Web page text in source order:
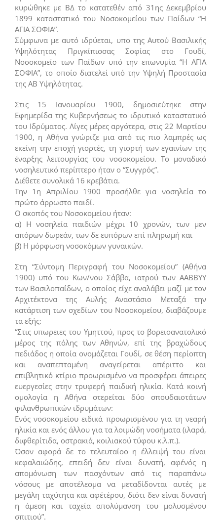
κυρώθηκε με ΒΔ το κατατεθέν από 31ης Δεκεμβρίου
1899 καταστατικό του Νοσοκομείου των Παίδων “Η
ΑΓΙΑ ΣΟΦΙΑ”.
Σύμφωνα με αυτό ιδρύεται, υπο της Αυτού Βασιλικής
Υψηλότητας Πριγκίπισσας Σοφίας στο Γουδί,
Νοσοκομείο των Παίδων υπό την επωνυμία “Η ΑΓΙΑ
ΣΟΦΙΑ”, το οποίο διατελεί υπό την Υψηλή Προστασία
της ΑΒ Υψηλότητας.
Στις 15 Ιανουαρίου 1900, δημοσιεύτηκε στην
Εφημερίδα της Κυβερνήσεως το ιδρυτικό καταστατικό
του Ιδρύματος. Λίγες μέρες αργότερα, στις 22 Μαρτίου
1900, η Αθήνα γνώριζε μια από τις πιο λαμπρές ως
εκείνη την εποχή γιορτές, τη γιορτή των εγαινίων της
έναρξης λειτουργίας του νοσοκομείου. Το μοναδικό
νοσηλευτικό περίπτερο ήταν ο “Συγγρός”.
Διέθετε συνολικά 16 κρεβάτια.
Την 1η Απριλίου 1900 προσήλθε για νοσηλεία το
πρώτο άρρωστο παιδί.
Ο σκοπός του Νοσοκομείου ήταν:
α) Η νοσηλεία παιδιών μέχρι 10 χρονών, των μεν
απόρων δωρεάν, των δε ευπόρων επί πληρωμή και
β) Η μόρφωση νοσοκόμων γυναικών.
Στη “Σύντομη Περιγραφή του Νοσοκομείου” (Αθήνα
1900) υπό του Κων/νου Σάββα, ιατρού των ΑΑΒΒΥΥ
των Βασιλοπαίδων, ο οποίος είχε αναλάβει μαζί με τον
Αρχιτέκτονα της Αυλής Αναστάσιο Μεταξά την
κατάρτιση των σχεδίων του Νοσοκομείου, διαβάζουμε
τα εξής:
“Στις υπωρειες του Υμηττού, προς το βορειοανατολικό
μέρος της πόλης των Αθηνών, επί της βραχώδους
πεδιάδος η οποία ονομάζεται Γουδί, σε θέση περίοπτη
και αναπεπταμένη αναγείρεται απέριττο και
επιβλητικό κτίριο προωρισμένο να προσφέρει άπειρες
ευεργεσίες στην τρυφερή παιδική ηλικία. Κατά κοινή
ομολογία η Αθήνα στερείται δύο σπουδαιοτάτων
φιλανθρωπικών ιδρυμάτων:
Ενός νοσοκομείου ειδικά προωρισμένου για τη νεαρή
ηλικία και ενός άλλου για τα λοιμώδη νοσήματα (ιλαρά,
διφθερίτιδα, οστρακιά, κοιλιακού τύφου κ.λ.π.).
Όσον αφορά δε το τελευταίοο η έλλειψή του είναι
κεφαλαιώδης, επειδή δεν είναι δυνατή, αφ΄ενός η
απομόνωση των πασχόντων από τις παραπάνω
νόσους με αποτέλεσμα να μεταδίδονται αυτές με
μεγάλη ταχύτητα και αφ΄ετέρου, διότι δεν είναι δυνατή
η άμεση και ταχεία απολύμανση του μολυσμένου
σπιτιού”.